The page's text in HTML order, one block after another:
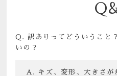
訳ありってどういうこと
いの？
キズ、変形、大きさ